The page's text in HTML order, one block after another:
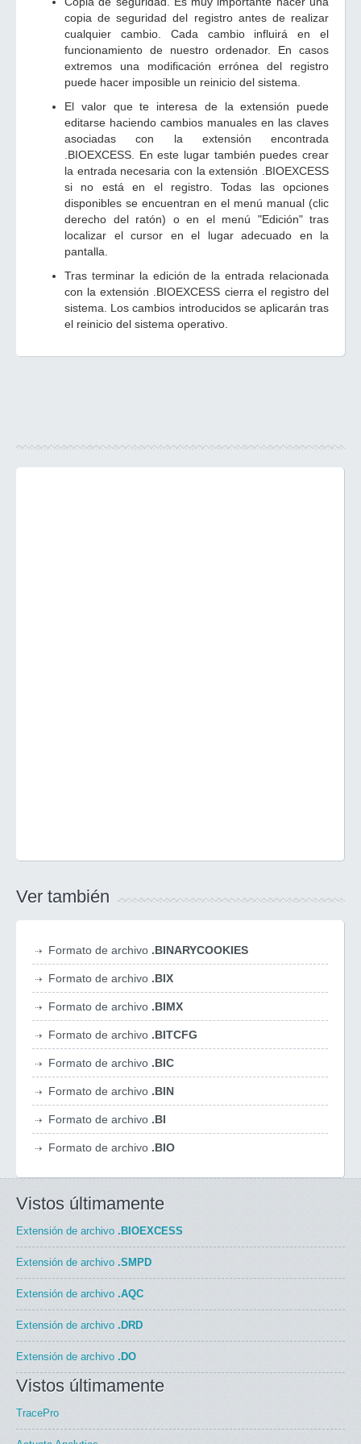
copia de seguridad del registro antes de realizar
cualquier cambio. Cada cambio influirá en el
funcionamiento de nuestro ordenador. En casos
extremos una modificación errónea del registro
puede hacer imposible un reinicio del sistema.
El valor que te interesa de la extensión puede
editarse haciendo cambios manuales en las claves
asociadas con la extensión encontrada
.BIOEXCESS. En este lugar también puedes crear
la entrada necesaria con la extensión .BIOEXCESS
si no está en el registro. Todas las opciones
disponibles se encuentran en el menú manual (clic
derecho del ratón) o en el menú "Edición" tras
localizar el cursor en el lugar adecuado en la
pantalla.
Tras terminar la edición de la entrada relacionada
con la extensión .BIOEXCESS cierra el registro del
sistema. Los cambios introducidos se aplicarán tras
el reinicio del sistema operativo.
Ver también
Formato de archivo .BINARYCOOKIES
Formato de archivo .BIX
Formato de archivo .BIMX
Formato de archivo .BITCFG
Formato de archivo .BIC
Formato de archivo .BIN
Formato de archivo .BI
Formato de archivo .BIO
Vistos últimamente
Extensión de archivo .BIOEXCESS
Extensión de archivo .SMPD
Extensión de archivo .AQC
Extensión de archivo .DRD
Extensión de archivo .DO
Vistos últimamente
TracePro